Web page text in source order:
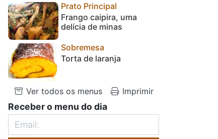
Prato Principal
Frango caipira, uma
delícia de minas
Sobremesa
Torta de laranja
Ver todos os menus Imprimir
Receber o menu do dia